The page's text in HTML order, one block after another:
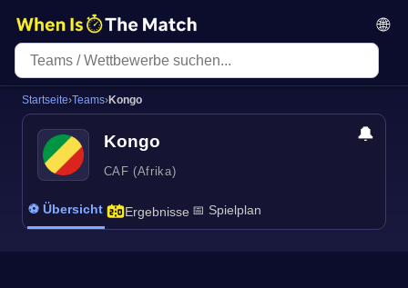
🌐
Startseite›Teams›Kongo
Kongo
CAF (Afrika)
🔔
⚽ Übersicht Ergebnisse 📅 Spielplan